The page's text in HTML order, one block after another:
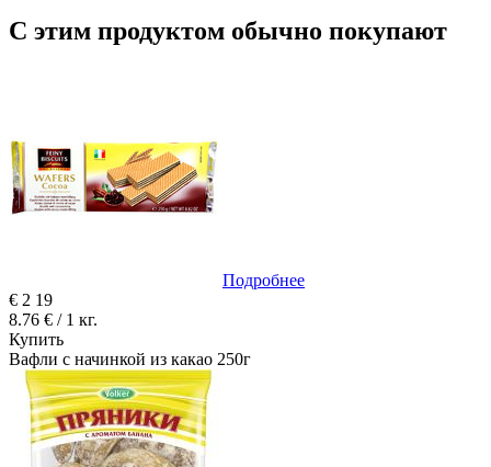
С этим продуктом обычно покупают
Подробнее
€ 2 19
8.76 € / 1 кг.
Купить
Вафли с начинкой из какао 250г